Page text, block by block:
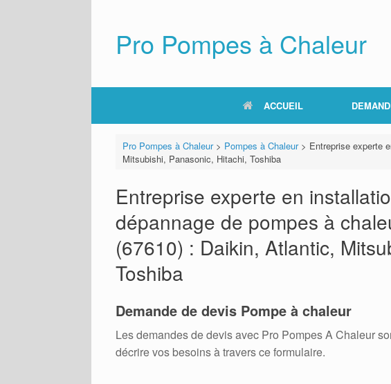
Pro Pompes à Chaleur
ACCUEIL
Pro Pompes à Chaleur> Pompes à Chaleur> Entreprise experte
Mitsubishi, Panasonic, Hitachi, Toshiba
Entreprise experte en
dépannage de pompes à
(67610) : Daikin, Atlantic,
Toshiba
Demande de devis Pompe à chaleur
Les demandes de devis avec Pro Pompes A Chaleur
décrire vos besoins à travers ce formulaire.